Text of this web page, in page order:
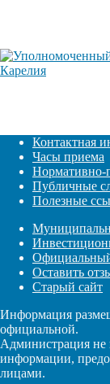
Контактная
Часы приема
Нормативно-
Публичные
Полезные
Оставить
Старый сайт
Информация
официальной.
Администрация не
информации,
лицами.